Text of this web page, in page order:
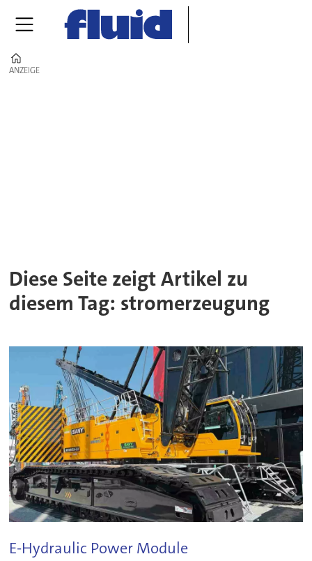
ANZEIGE
ANZEIGE
Diese Seite zeigt Artikel zu
diesem Tag: stromerzeugung
E-Hydraulic Power Module